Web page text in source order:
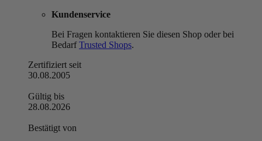
Kundenservice
Bei Fragen kontaktieren Sie diesen Shop oder bei
BedarfTrusted Shops.
Zertifiziert seit
30.08.2005
Gültig bis
28.08.2026
Bestätigt von